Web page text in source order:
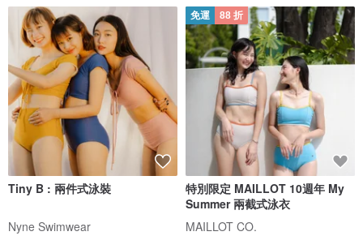
Tiny B : 兩件式泳裝
Nyne Swimwear
免運 88 折
特別限定 MAILLOT 10週年 My
Summer 兩截式泳衣
MAILLOT CO.